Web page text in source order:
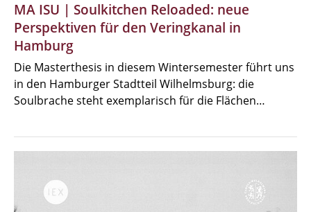
MA ISU | Soulkitchen Reloaded: neue
Perspektiven für den Veringkanal in
Hamburg
Die Masterthesis in diesem Wintersemester führt uns
in den Hamburger Stadtteil Wilhelmsburg: die
Soulbrache steht exemplarisch für die Flächen…